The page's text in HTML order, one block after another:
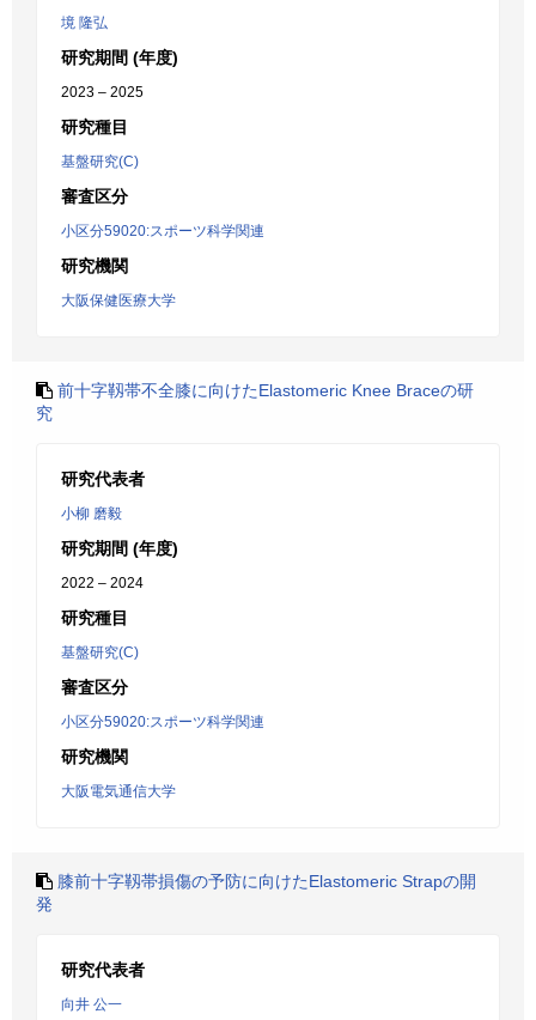
境 隆弘
研究期間 (年度)
2023 – 2025
研究種目
基盤研究(C)
審査区分
小区分59020:スポーツ科学関連
研究機関
大阪保健医療大学
前十字靱帯不全膝に向けたElastomeric Knee Braceの研
究
研究代表者
小柳 磨毅
研究期間 (年度)
2022 – 2024
研究種目
基盤研究(C)
審査区分
小区分59020:スポーツ科学関連
研究機関
大阪電気通信大学
膝前十字靱帯損傷の予防に向けたElastomeric Strapの開
発
研究代表者
向井 公一